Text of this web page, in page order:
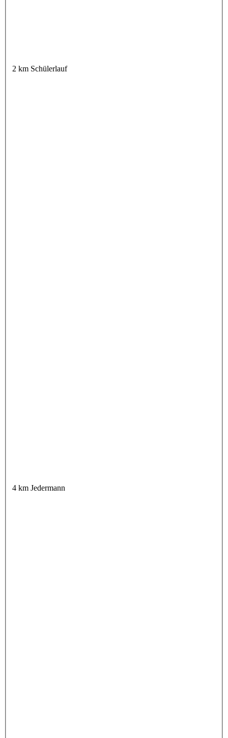
2 km Schülerlauf
4 km Jedermann